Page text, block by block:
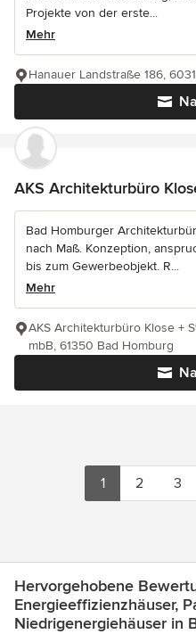
Projekte von der erste...
Mehr
Hanauer Landstraße 186,
AKS Architekturbüro
Bad Homburger
nach Maß. Konzeption,
bis zum Gewerbeobjekt. R...
Mehr
AKS Architekturbüro Klose +
mbB, 61350 Bad Homburg
1 2 3
Hervorgehobene
Energieeffizienzhäuser,
Niedrigenergiehäuser in